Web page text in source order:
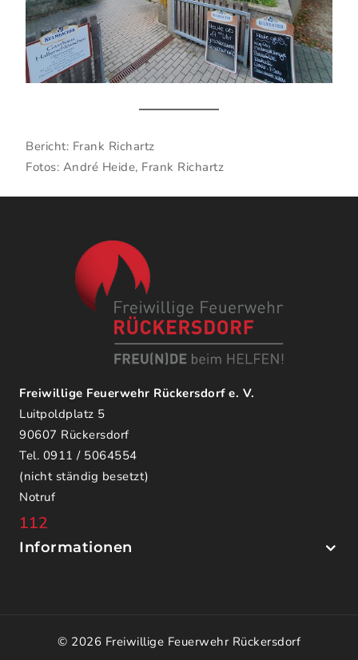
Bericht: Frank Richartz
Fotos: André Heide, Frank Richartz
Freiwillige Feuerwehr Rückersdorf e. V.
Luitpoldplatz 5
90607 Rückersdorf
Tel. 0911 / 5064554
(nicht ständig besetzt)
Notruf
112
Informationen
© 2026 Freiwillige Feuerwehr Rückersdorf